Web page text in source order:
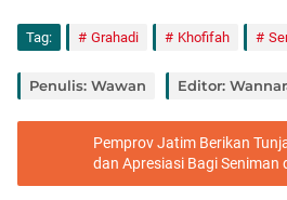
Tag: Grahadi Khofifah
Penulis: Wawan Editor:
Pemprov Jatim Berikan
dan Apresiasi Bagi Seniman
Cagar Budaya